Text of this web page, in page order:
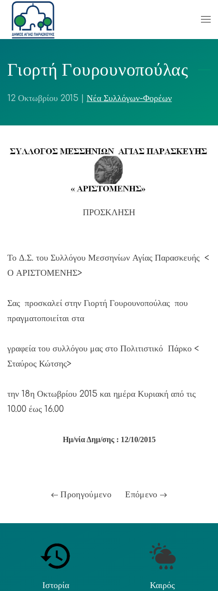
Γιορτή Γουρουνοπούλας
12 Οκτωβρίου 2015 Νέα Συλλόγων-Φορέων
ΠΡΟΣΚΛΗΣΗ
Το Δ.Σ. του Συλλόγου Μεσσηνίων Αγίας Παρασκευής <
Ο ΑΡΙΣΤΟΜΕΝΗΣ>
Σας προσκαλεί στην Γιορτή Γουρουνοπούλας που
πραγματοποιείται στα
γραφεία του συλλόγου μας στο Πολιτιστικό Πάρκο <
Σταύρος Κώτσης>
την 18η Οκτωβρίου 2015 και ημέρα Κυριακή από τις
10.00 έως 16.00
Ημ/νία Δημ/σης : 12/10/2015
Προηγούμενο Επόμενο
Ιστορία Καιρός